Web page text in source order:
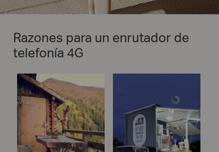
Razones para un enrutador de
telefonía 4G